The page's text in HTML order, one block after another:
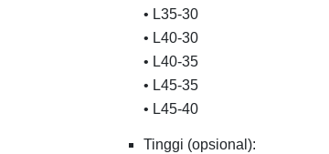
• L35-30
• L40-30
• L40-35
• L45-35
• L45-40
Tinggi (opsional):